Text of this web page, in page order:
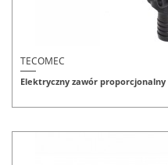
TECOMEC
Elektryczny zawór